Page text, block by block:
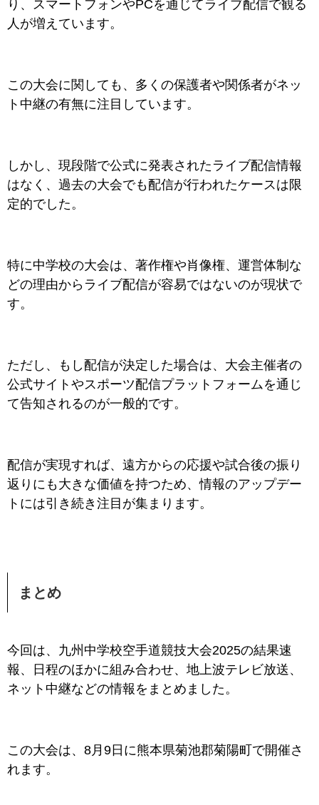
り、スマートフォンやPCを通じてライブ配信で観る
人が増えています。
この大会に関しても、多くの保護者や関係者がネッ
ト中継の有無に注目しています。
しかし、現段階で公式に発表されたライブ配信情報
はなく、過去の大会でも配信が行われたケースは限
定的でした。
特に中学校の大会は、著作権や肖像権、運営体制な
どの理由からライブ配信が容易ではないのが現状で
す。
ただし、もし配信が決定した場合は、大会主催者の
公式サイトやスポーツ配信プラットフォームを通じ
て告知されるのが一般的です。
配信が実現すれば、遠方からの応援や試合後の振り
返りにも大きな価値を持つため、情報のアップデー
トには引き続き注目が集まります。
まとめ
今回は、九州中学校空手道競技大会2025の結果速
報、日程のほかに組み合わせ、地上波テレビ放送、
ネット中継などの情報をまとめました。
この大会は、8月9日に熊本県菊池郡菊陽町で開催さ
れます。